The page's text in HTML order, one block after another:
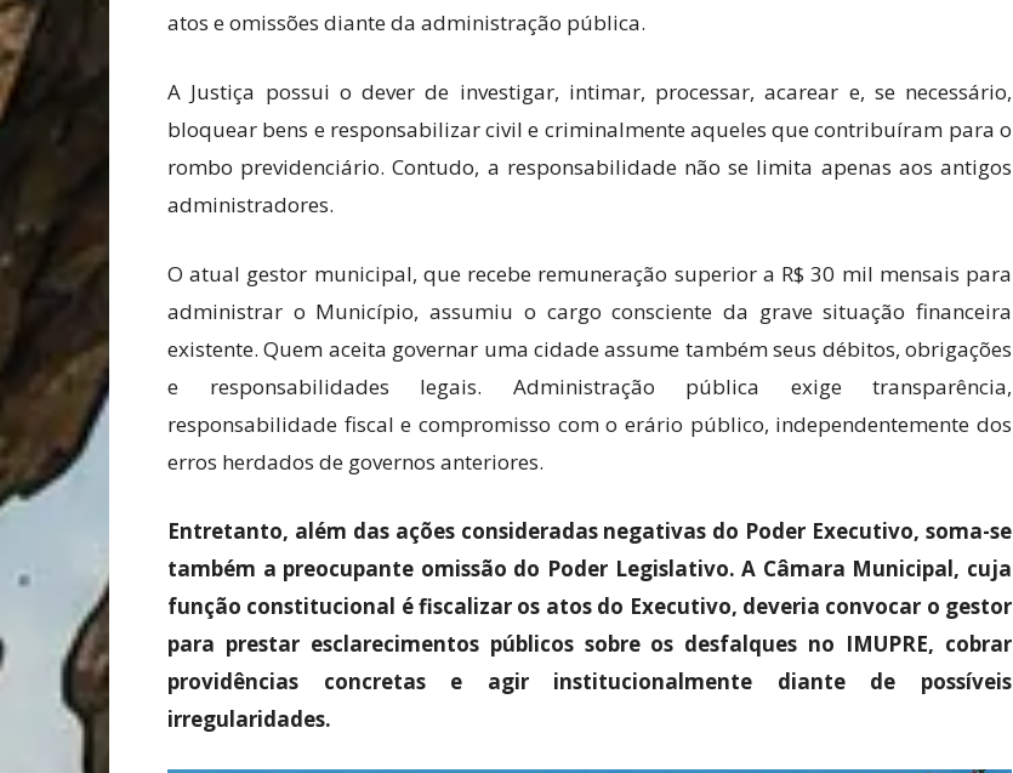
atos e omissões diante da administração pública.
A Justiça possui o dever de investigar, intimar, processar, acarear e, se necessário,
bloquear bens e responsabilizar civil e criminalmente aqueles que contribuíram para o
rombo previdenciário. Contudo, a responsabilidade não se limita apenas aos antigos
administradores.
O atual gestor municipal, que recebe remuneração superior a R$ 30 mil mensais para
administrar o Município, assumiu o cargo consciente da grave situação financeira
existente. Quem aceita governar uma cidade assume também seus débitos, obrigações
e responsabilidades legais. Administração pública exige transparência,
responsabilidade fiscal e compromisso com o erário público, independentemente dos
erros herdados de governos anteriores.
Entretanto, além das ações consideradas negativas do Poder Executivo, soma-se
também a preocupante omissão do Poder Legislativo. A Câmara Municipal, cuja
função constitucional é fiscalizar os atos do Executivo, deveria convocar o gestor
para prestar esclarecimentos públicos sobre os desfalques no IMUPRE, cobrar
providências concretas e agir institucionalmente diante de possíveis
irregularidades.